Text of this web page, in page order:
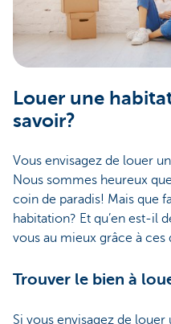
Louer une
savoir?
Vous envisagez de louer
Nous sommes heureux
coin de paradis! Mais que
habitation? Et qu’en est-il
vous au mieux grâce à ces
Trouver le bien à
Si vous envisagez de